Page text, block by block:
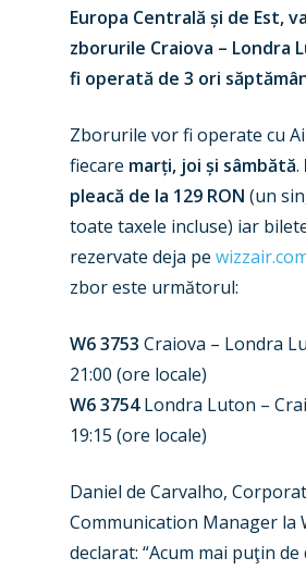
Europa Centrală și de Est,
zborurile Craiova – Londra
fi operată de 3 ori
Zborurile vor fi operate cu
fiecare marți, joi și sâmbătă.
pleacă de la 129 RON (un
toate taxele incluse) iar
rezervate deja pe
zbor este următorul:
W6 3753 Craiova – Londra
21:00 (ore locale)
W6 3754Londra Luton –
19:15 (ore locale)
Daniel de Carvalho,
Communication Manager la
declarat: “Acum mai puţin